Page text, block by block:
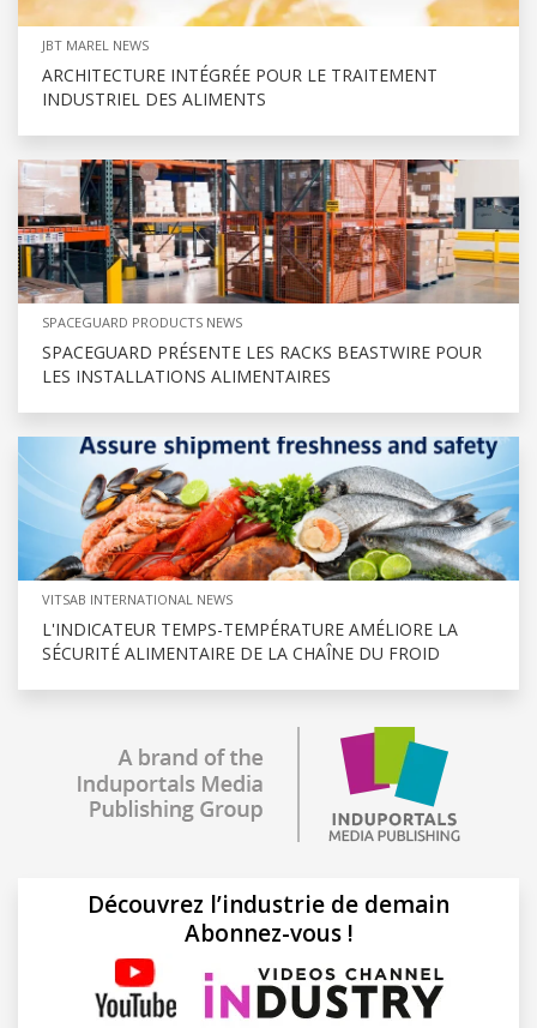
JBT MAREL NEWS
ARCHITECTURE INTÉGRÉE POUR LE TRAITEMENT
INDUSTRIEL DES ALIMENTS
SPACEGUARD PRODUCTS NEWS
SPACEGUARD PRÉSENTE LES RACKS BEASTWIRE POUR
LES INSTALLATIONS ALIMENTAIRES
VITSAB INTERNATIONAL NEWS
L'INDICATEUR TEMPS-TEMPÉRATURE AMÉLIORE LA
SÉCURITÉ ALIMENTAIRE DE LA CHAÎNE DU FROID
Découvrez l’industrie de demain
Abonnez-vous !